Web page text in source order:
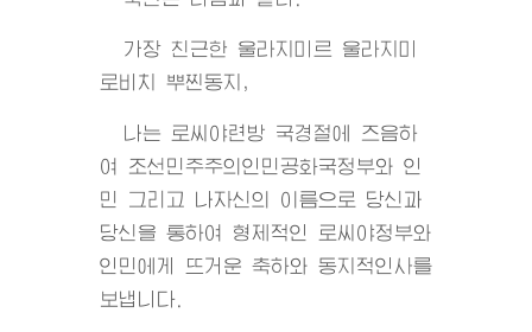
가장 친근한 울라지미르 울라지미
로비치 뿌찐동지,
나는 로씨야련방 국경절에 즈음하
여 조선민주주의인민공화국정부와 인
민 그리고 나자신의 이름으로 당신과
당신을 통하여 형제적인 로씨야정부와
인민에게 뜨거운 축하와 동지적인사를
보냅니다.